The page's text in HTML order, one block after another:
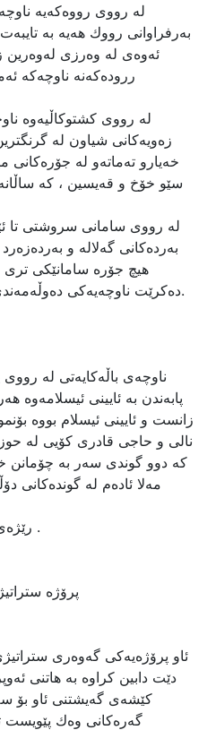
بەرفراوانی رووك هەیە بە
ئەوەی لە وەرزی لەوەرین
ررودەكەنە ناوچەكە
زەویەكانی شیاون لە
خەیارو تەماتەو لە جۆرەكانی
سێو خۆخ و قەیسین ، كە ساڵانە
بەردەكانی گەلالە و
هیچ جۆرە سامانێكی تری
دەكرێت ناوچەیەكی دەوڵەمەندی بواری سامانی سروشتی بێت.
پابەندن بە ئایینی ئیسلامەوە
زانست و ئایینی ئیسلام بووە
نالی و حاجی قادری كۆیی لە
كە دوو گوندی سەر بە چۆمانن
مەلا ئادەم لە گوندەكانی
-رێژەی ئافرەت لە 46% پێك دەهێنێ‌ .
پرۆژه‌
ئاو پرۆژەیەكی گەوەری
دێت دابین كراوە بە هاتنی
كێشەی گەیشتنی ئاو بۆ
گەرەكانی وەك پێویست